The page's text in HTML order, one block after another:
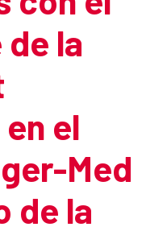
la
el
Med
de la